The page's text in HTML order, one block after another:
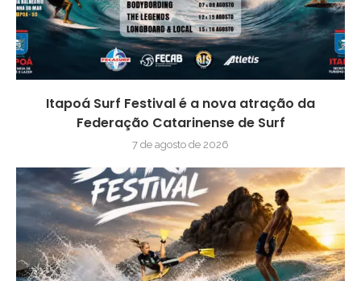
Itapoá Surf Festival é a nova atração da
Federação Catarinense de Surf
7 de agosto de 2026